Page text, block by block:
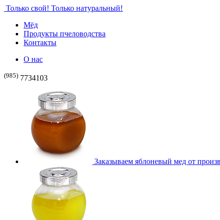
Только свой! Только натуральный!
Мёд
Продукты пчеловодства
Контакты
О нас
(985) 7734103
Заказываем яблоневый мед от